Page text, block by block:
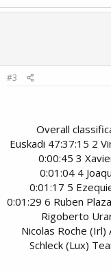
#3
Overall
Euskadi 47:37:15 2
0:00:45 3
0:01:04 4
0:01:17 5
0:01:29 6 Ruben
Rigoberto
Nicolas Roche (Irl)
Schleck (Lux)